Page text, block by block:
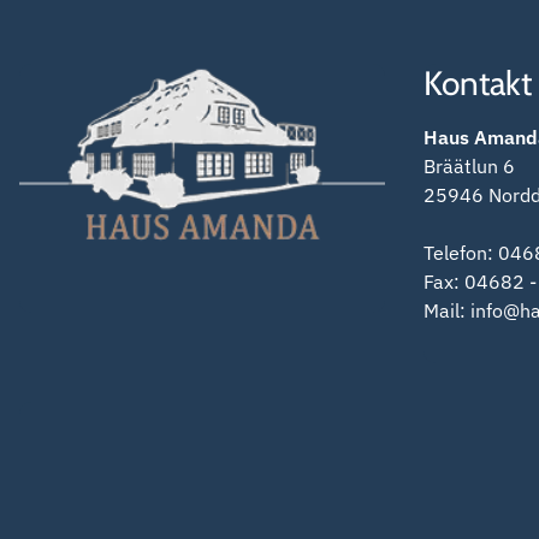
Kontakt
Haus
Bräätlun 6
25946
Telefon:
Fax: 04682
Mail: